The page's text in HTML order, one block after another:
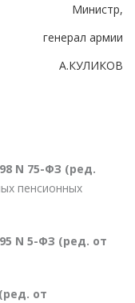
Министр,
генерал армии
А.КУЛИКОВ
N 75-ФЗ (ред.
пенсионных
N 5-ФЗ (ред. от
от